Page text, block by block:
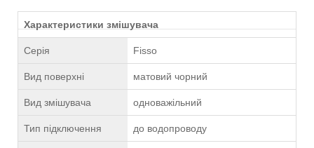
Характеристики змішувача
Серія Fisso
Вид поверхні матовий чорний
Вид змішувача одноважільний
Тип підключення до водопроводу